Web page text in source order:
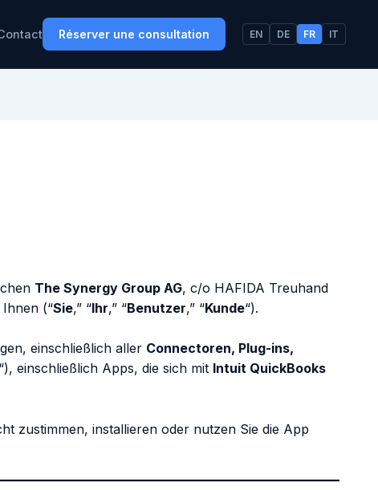
Réserver une consultation EN DE FR IT
The Synergy Group AG, c/o HAFIDA Treuhand
Ihnen (“Sie,” “Ihr,” “Benutzer,” “Kunde“).
einschließlich aller Connectoren, Plug-ins,
“), einschließlich Apps, die sich mit Intuit QuickBooks
zustimmen, installieren oder nutzen Sie die App